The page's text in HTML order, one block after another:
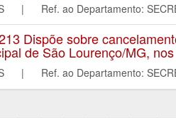
| Ref. ao Departamento:
Dispõe sobre
de São Lourenço/MG,
| Ref. ao Departamento: